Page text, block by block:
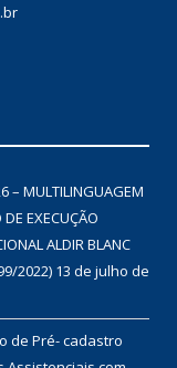
– MULTILINGUAGEM
DE EXECUÇÃO
ALDIR BLANC
2022) 13 de julho de
de Pré- cadastro